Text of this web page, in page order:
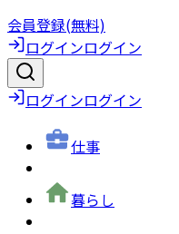
会員登録(無料)
ログインログイン
ログインログイン
仕事
暮らし